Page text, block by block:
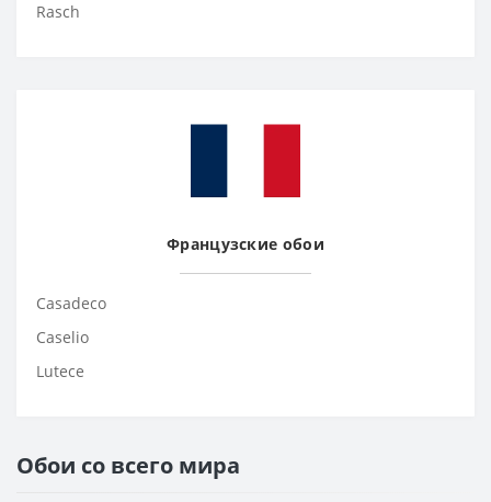
Rasch
Французские обои
Casadeco
Caselio
Lutece
Обои со всего мира